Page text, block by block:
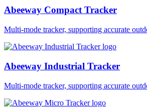
Abeeway Compact Tracker
Multi-mode tracker, supporting accurate
Abeeway Industrial Tracker
Multi-mode tracker, supporting accurate